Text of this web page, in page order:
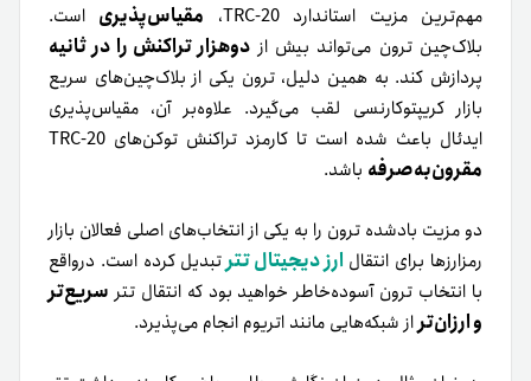
مهم‌ترین مزیت استاندارد TRC-20، مقیاس‌پذیری است.
بلاک‌چین ترون می‌تواند بیش از دوهزار تراکنش را در ثانیه
پردازش کند. به همین دلیل، ترون یکی از بلاک‌چین‌های سریع
بازار کریپتوکارنسی لقب می‌گیرد. علاوه‌بر آن، مقیاس‌پذیری
ایدئال باعث شده است تا کارمزد تراکنش توکن‌های TRC-20
مقرون‌به‌صرفه باشد.
دو مزیت بادشده ترون را به یکی از انتخاب‌های اصلی فعالان بازار
رمزارزها برای انتقال ارز دیجیتال تترتبدیل کرده است. درواقع
با انتخاب ترون آسوده‌خاطر خواهید بود که انتقال تتر سریع‌تر
و ارزان‌تراز شبکه‌هایی مانند اتریوم انجام می‌پذیرد.